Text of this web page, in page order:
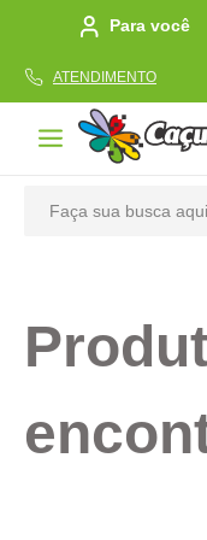
Para você
ATENDIMENTO
2º linha
4º tecido